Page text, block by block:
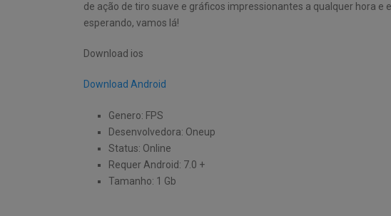
de ação de tiro suave e gráficos impressionantes a qualquer hora e
esperando, vamos lá!
Download ios
Download Android
Genero: FPS
Desenvolvedora: Oneup
Status: Online
Requer Android: 7.0 +
Tamanho: 1 Gb